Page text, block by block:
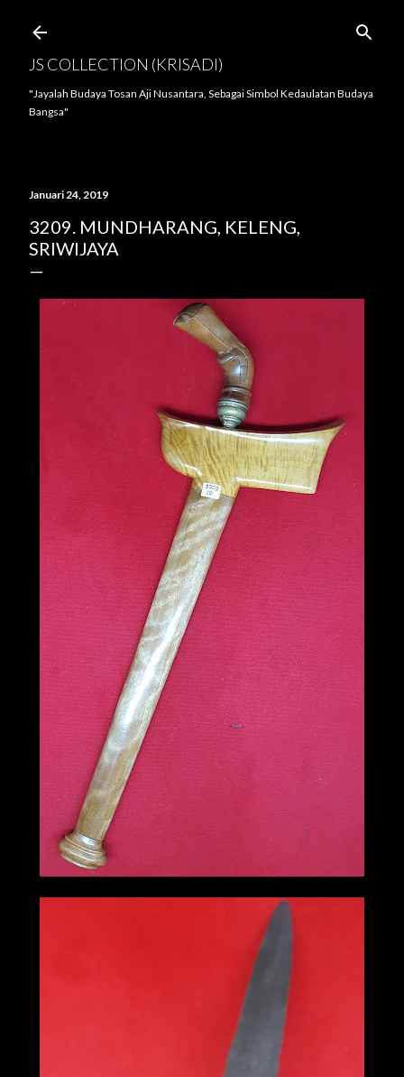
JS COLLECTION (KRISADI)
"Jayalah Budaya Tosan Aji Nusantara, Sebagai Simbol Kedaulatan Budaya
Bangsa"
Januari 24, 2019
3209. MUNDHARANG, KELENG,
SRIWIJAYA